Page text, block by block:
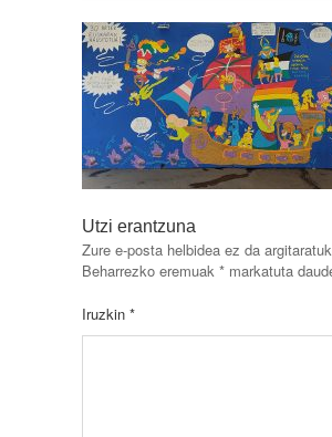
Utzi erantzuna
Zure e-posta helbidea ez da
Beharrezko eremuak * markatuta
Iruzkin *